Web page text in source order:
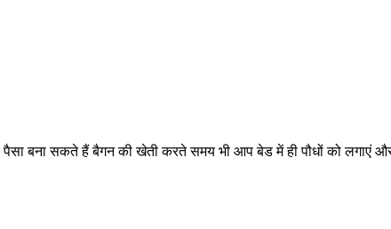
बना सकते हैं बैगन की खेती करते समय भी आप बेड में ही पौधों को लगाएं